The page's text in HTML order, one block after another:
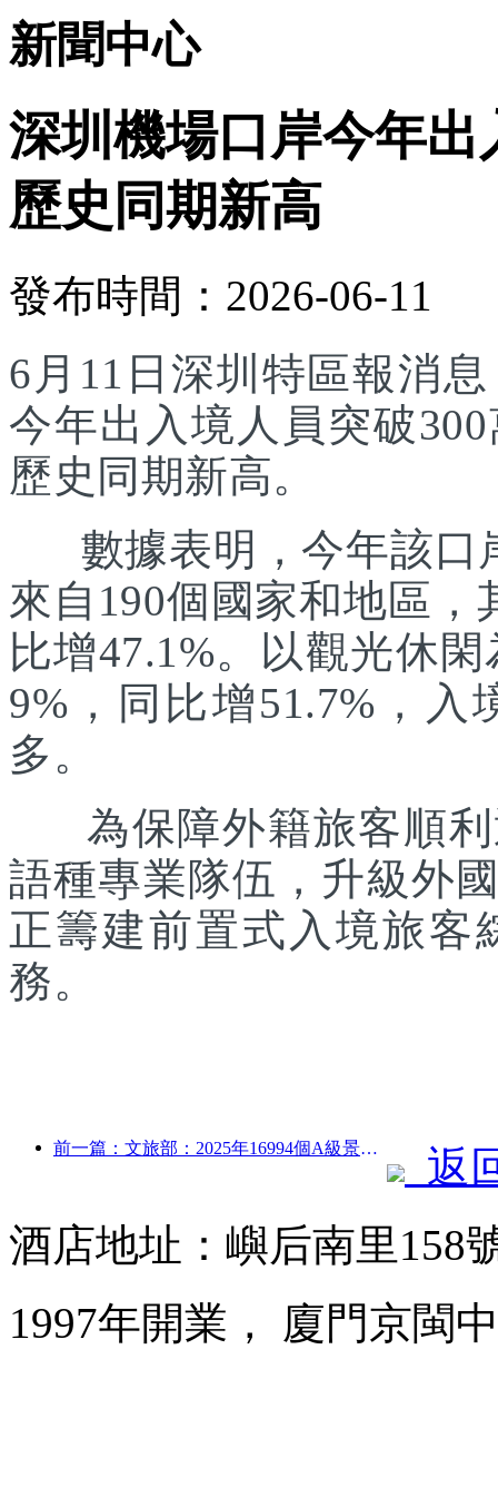
新聞中心
深圳機場口岸今年出
歷史同期新高
發布時間：2026-06-11
6月11日深圳特區報消
今年出入境人員突破
歷史同期新高。
數據表明，今年該口
來自190個國家和地區，
比增47.1%。以觀光休
9%，同比增51.7%，
多。
為保障外籍旅客順利
語種專業隊伍，升級外
正籌建前置式入境旅客
務。
前一篇：文旅部：2025年16994個A級景區接待游客75.1億人次，旅游收入5544.9億
返
酒店地址：嶼后南里158
1997年開業， 廈門京